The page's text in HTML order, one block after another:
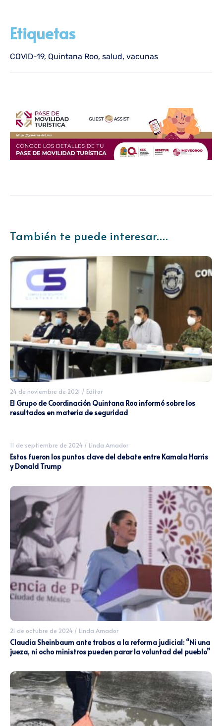
Etiquetas
COVID-19, Quintana Roo, salud, vacunas
También te puede interesar....
24 de noviembre de 2021 / Editor
El Grupo de Coordinación Quintana Roo informó sobre los
resultados en materia de seguridad
11 de septiembre de 2024 / Linda Amador
Estos fueron los puntos clave del debate entre Kamala Harris
y Donald Trump
21 de octubre de 2024 / Linda Amador
Claudia Sheinbaum ante trabas a la reforma judicial: “Ni una
jueza, ni ocho ministros pueden parar la voluntad del pueblo”